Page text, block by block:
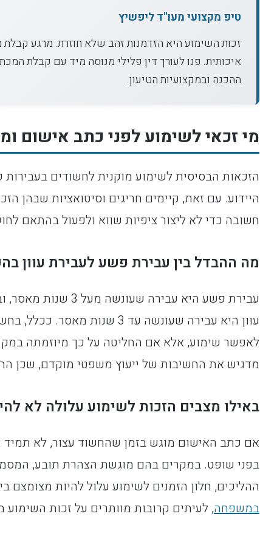
טיפ מקצועי מעו"ד ליפשיץ
זכות השימוע היא הזדמנות זהב שלא חוזרת. מרגע
איכותית. פנו לעורך דין פלילי מנוסה מיד עם קבלת
ההכנה ובמקצועיות הטיעון.
מי זכאי לשימוע לפני כתב אישום
היידוע. עם זאת, קיימים חריגים וסיטואציות שבהן
חשובה כדי לא ליצור ציפיות שווא ולפעול בהתאם
מה ההבדל בין עבירת פשע לעבירת עוון
עבירת פשע היא
עוון היא עבירה שעונשה עד 3
לאפשר שימוע, אלא אם החליטה על כך מיוזמתה
מדגיש את החשיבות של ייעוץ משפטי מוקדם, שכן
באילו מצבים הזכות לשימוע עלולה לא
אם כתב האישום מוגש בזמן שהחשוד עצור, לא תמיד
בפני שופט. במקרים בהם מוגשת הצהרת תובע,
ההליכים, חלון הזמנים לשימוע עלול להיות מצומצם
במשפחה, לעיתים קרובות מוותרים על זכות